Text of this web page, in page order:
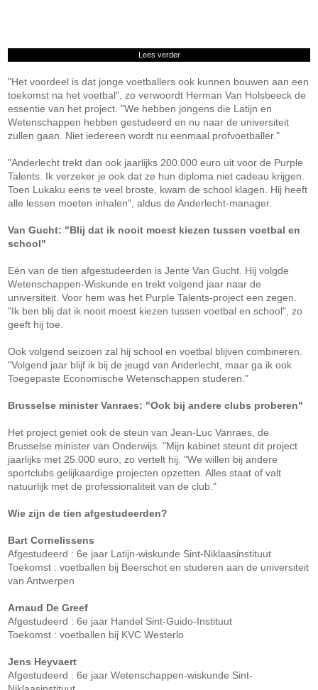
Lees verder
"Het voordeel is dat jonge voetballers ook kunnen bouwen aan een
toekomst na het voetbal", zo verwoordt Herman Van Holsbeeck de
essentie van het project. "We hebben jongens die Latijn en
Wetenschappen hebben gestudeerd en nu naar de universiteit
zullen gaan. Niet iedereen wordt nu eenmaal profvoetballer."
"Anderlecht trekt dan ook jaarlijks 200.000 euro uit voor de Purple
Talents. Ik verzeker je ook dat ze hun diploma niet cadeau krijgen.
Toen Lukaku eens te veel broste, kwam de school klagen. Hij heeft
alle lessen moeten inhalen", aldus de Anderlecht-manager.
Van Gucht: "Blij dat ik nooit moest kiezen tussen voetbal en
school"
Eén van de tien afgestudeerden is Jente Van Gucht. Hij volgde
Wetenschappen-Wiskunde en trekt volgend jaar naar de
universiteit. Voor hem was het Purple Talents-project een zegen.
"Ik ben blij dat ik nooit moest kiezen tussen voetbal en school", zo
geeft hij toe.
Ook volgend seizoen zal hij school en voetbal blijven combineren.
"Volgend jaar blijf ik bij de jeugd van Anderlecht, maar ga ik ook
Toegepaste Economische Wetenschappen studeren."
Brusselse minister Vanraes: "Ook bij andere clubs proberen"
Het project geniet ook de steun van Jean-Luc Vanraes, de
Brusselse minister van Onderwijs. "Mijn kabinet steunt dit project
jaarlijks met 25.000 euro, zo vertelt hij. "We willen bij andere
sportclubs gelijkaardige projecten opzetten. Alles staat of valt
natuurlijk met de professionaliteit van de club."
Wie zijn de tien afgestudeerden?
Bart Cornelissens
Afgestudeerd : 6e jaar Latijn-wiskunde Sint-Niklaasinstituut
Toekomst : voetballen bij Beerschot en studeren aan de universiteit
van Antwerpen
Arnaud De Greef
Afgestudeerd : 6e jaar Handel Sint-Guido-Instituut
Toekomst : voetballen bij KVC Westerlo
Jens Heyvaert
Afgestudeerd : 6e jaar Wetenschappen-wiskunde Sint-